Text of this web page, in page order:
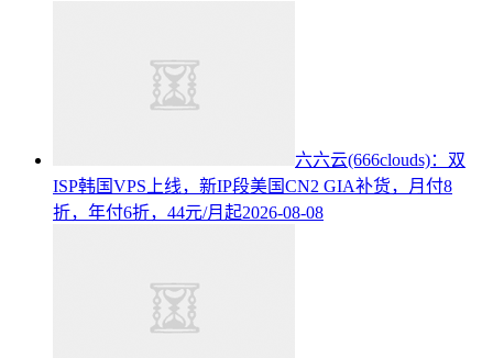
六六云(666clouds)：双
ISP韩国VPS上线，新IP段美国CN2 GIA补货，月付8
折，年付6折，44元/月起2026-08-08